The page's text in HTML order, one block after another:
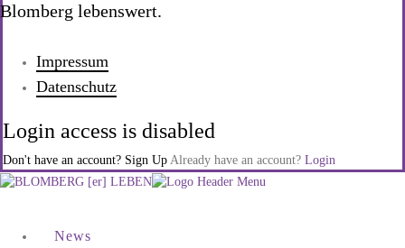
Blomberg lebenswert.
Impressum
Datenschutz
Login access is disabled
Don't have an account? Sign Up Already have an account? Login
News